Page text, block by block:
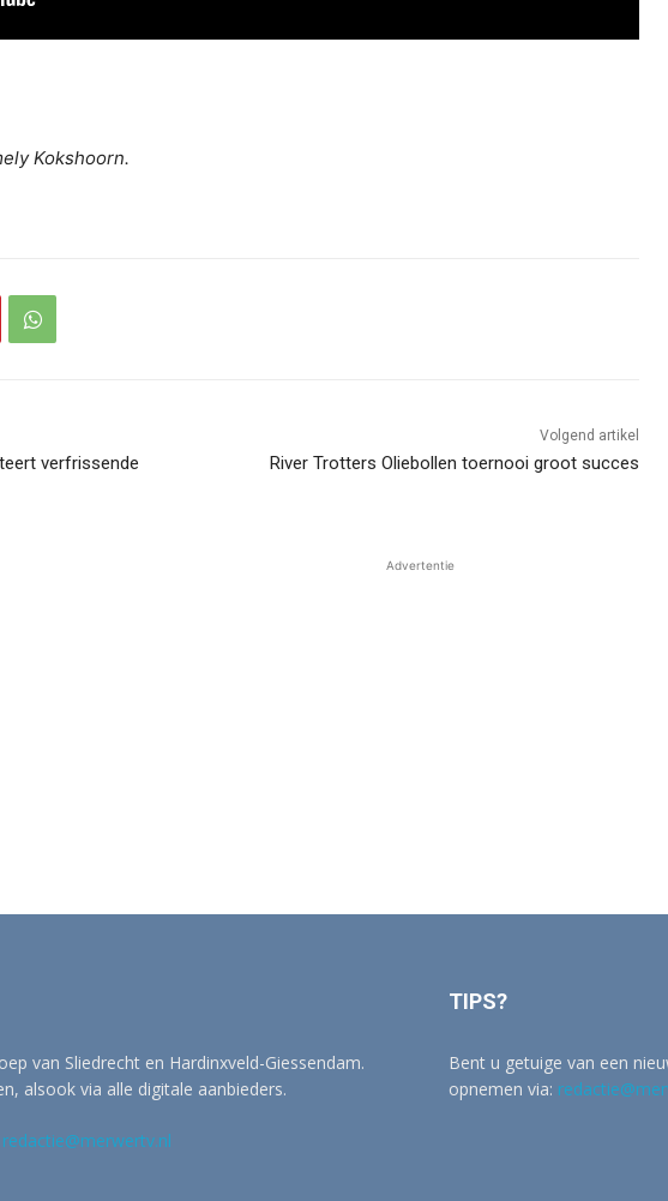
Kokshoorn.
verfrissende
Volgend artikel
River Trotters Oliebollen toernooi groot succes
Advertentie
van Sliedrecht en Hardinxveld-Giessendam.
alsook via alle digitale aanbieders.
redactie@merwertv.nl
TIPS?
Bent u getuige van een
opnemen via: